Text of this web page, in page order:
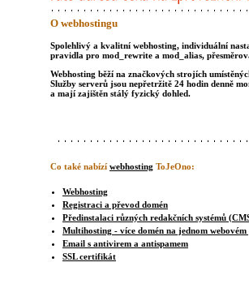
O webhostingu
Spolehlivý a kvalitní webhosting, individuální
pravidla pro mod_rewrite a mod_alias,
Webhosting běží na značkových strojích
Služby serverů jsou nepřetržitě 24 hodin denně
a mají zajištěn stálý fyzický dohled.
Co také nabízí webhosting ToJeOno:
Webhosting
Registraci a převod domén
Předinstalaci různých redakčních systémů
Multihosting - více domén na jednom
Email s antivirem a antispamem
SSL certifikát